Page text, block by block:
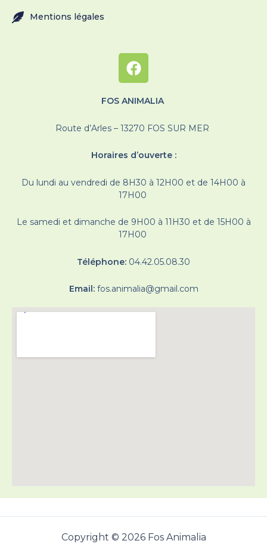
Mentions légales
FOS ANIMALIA
Route d’Arles – 13270 FOS SUR MER
Horaires d’ouverte :
Du lundi au vendredi de 8H30 à 12H00 et de 14H00 à
17H00
Le samedi et dimanche de 9H00 à 11H30 et de 15H00 à
17H00
Téléphone: 04.42.05.08.30
Email: fos.animalia@gmail.com
Copyright © 2026 Fos Animalia